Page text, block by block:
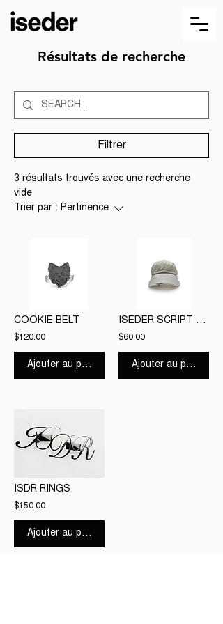
Résultats de recherche
Filtrer
3 résultats trouvés avec une recherche
vide
Trier par : Pertinence
COOKIE BELT
$120.00
Ajouter au panier
ISEDER SCRIPT HAT OFF WHITE
$60.00
Ajouter au panier
ISDR RINGS
$150.00
Ajouter au panier